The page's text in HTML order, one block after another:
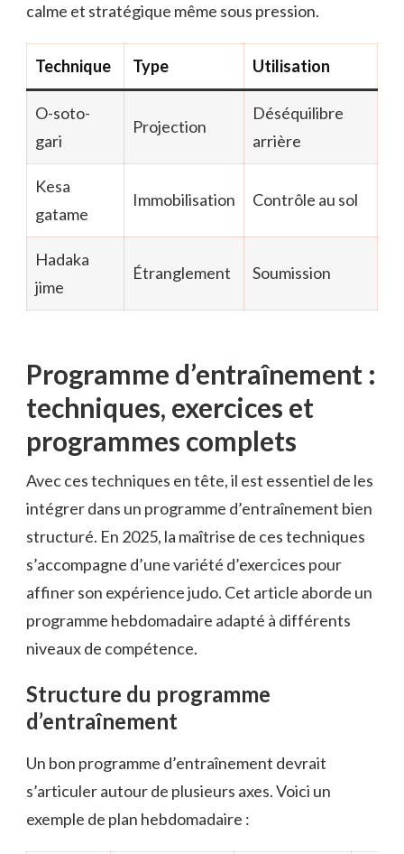
calme et stratégique même sous pression.
Technique Type Utilisation
O-soto-
gari
Projection
Déséquilibre
arrière
Kesa
gatame
Immobilisation Contrôle au sol
Hadaka
jime
Étranglement Soumission
Programme d’entraînement :
techniques, exercices et
programmes complets
Avec ces techniques en tête, il est essentiel de les
intégrer dans un programme d’entraînement bien
structuré. En 2025, la maîtrise de ces techniques
s’accompagne d’une variété d’exercices pour
affiner son expérience judo. Cet article aborde un
programme hebdomadaire adapté à différents
niveaux de compétence.
Structure du programme
d’entraînement
Un bon programme d’entraînement devrait
s’articuler autour de plusieurs axes. Voici un
exemple de plan hebdomadaire :